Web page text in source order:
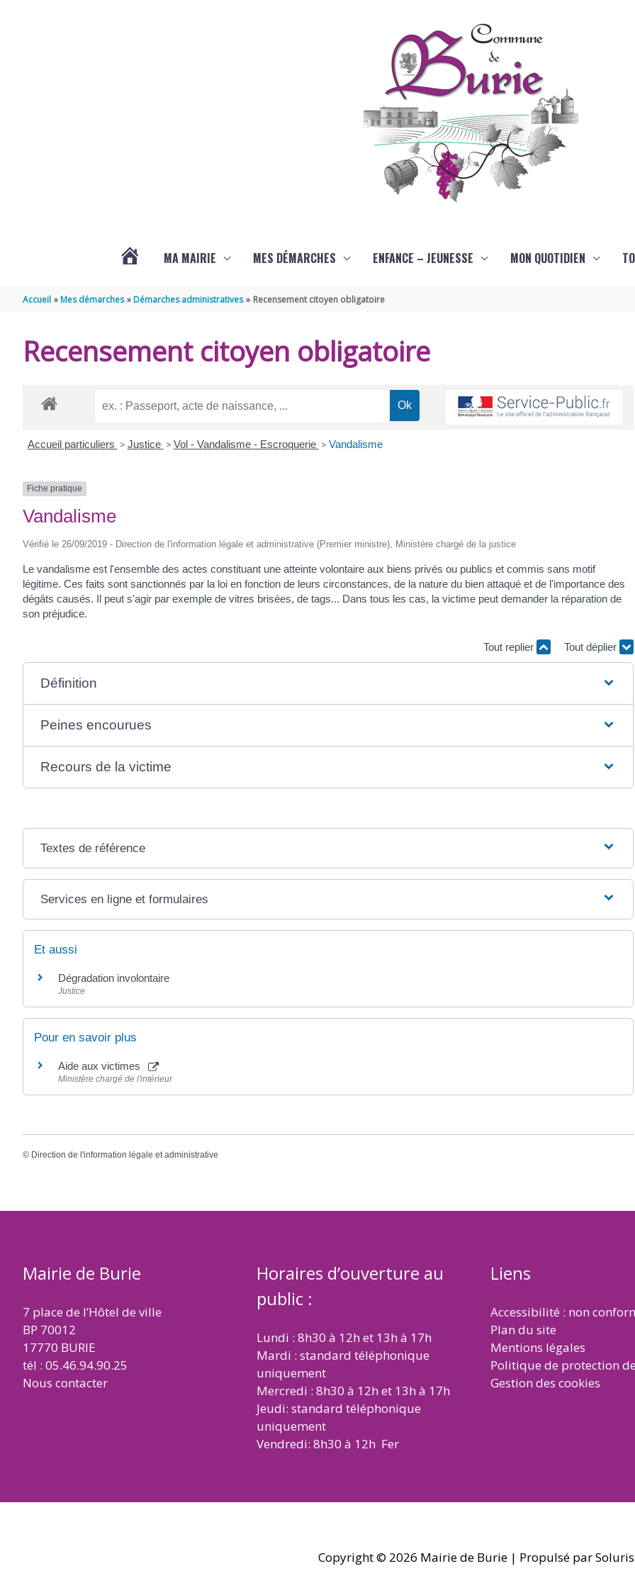
MA MAIRIE MES DÉMARCHES ENFANCE – JEUNESSE MON QUOTIDIEN
Accueil Mes démarches Démarches administratives Recensement citoyen obligatoire
Recensement citoyen obligatoire
Accueil particuliers > Justice > Vol - Vandalisme - Escroquerie > Vandalisme
Fiche pratique
Vandalisme
Vérifié le 26/09/2019 - Direction de l'information légale et administrative (Premier ministre), Ministère chargé de la justice
Le vandalisme est l'ensemble des actes constituant une atteinte volontaire aux biens privés ou publics et commis sans motif
légitime. Ces faits sont sanctionnés par la loi en fonction de leurs circonstances, de la nature du bien attaqué et de l'importance des
dégâts causés. Il peut s'agir par exemple de vitres brisées, de tags... Dans tous les cas, la victime peut demander la réparation de
son préjudice.
Tout replier Tout déplier
Définition
Peines encourues
Recours de la victime
Textes de référence
Services en ligne et formulaires
Et aussi
Dégradation involontaire
Justice
Pour en savoir plus
Aide aux victimes
Ministère chargé de l'intérieur
© Direction de l'information légale et administrative
Mairie de Burie
7 place de l’Hôtel de ville
BP 70012
17770 BURIE
tél : 05.46.94.90.25
Nous contacter
Horaires d’ouverture au
public :
Lundi : 8h30 à 12h et 13h à 17h
Mardi : standard téléphonique
uniquement
Mercredi : 8h30 à 12h et 13h à 17h
Jeudi: standard téléphonique
uniquement
Vendredi: 8h30 à 12h Fer
Liens
Accessibilité : non
Plan du site
Mentions légales
Politique de protection
Gestion des cookies
Copyright © 2026 Mairie de Burie | Propulsé par Soluris